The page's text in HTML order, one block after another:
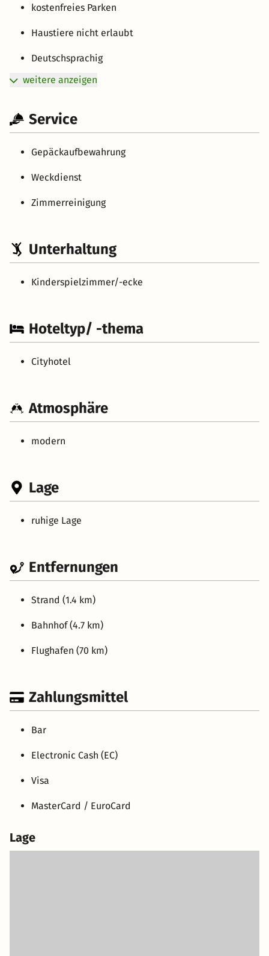
kostenfreies Parken
Haustiere nicht erlaubt
Deutschsprachig
weitere anzeigen
Service
Gepäckaufbewahrung
Weckdienst
Zimmerreinigung
Unterhaltung
Kinderspielzimmer/-ecke
Hoteltyp/ -thema
Cityhotel
Atmosphäre
modern
Lage
ruhige Lage
Entfernungen
Strand (1.4 km)
Bahnhof (4.7 km)
Flughafen (70 km)
Zahlungsmittel
Bar
Electronic Cash (EC)
Visa
MasterCard / EuroCard
Lage